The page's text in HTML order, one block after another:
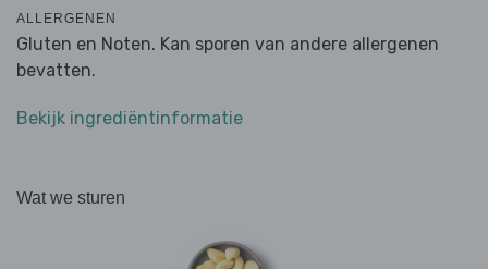
ALLERGENEN
Gluten en Noten. Kan sporen van andere allergenen
bevatten.
Bekijk ingrediëntinformatie
Wat we sturen